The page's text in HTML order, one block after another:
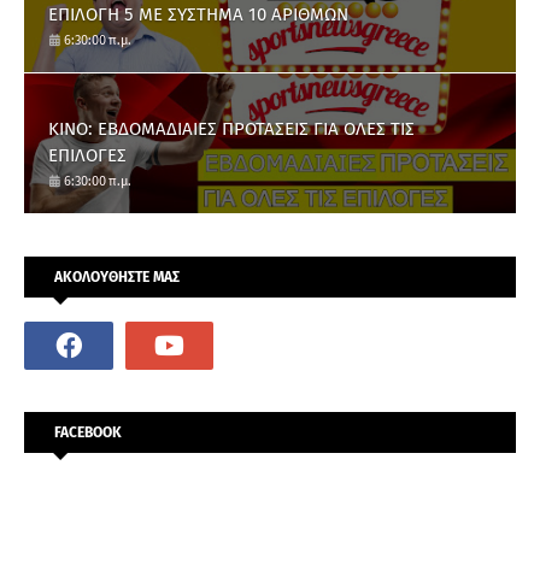
ΕΠΙΛΟΓΗ 5 ΜΕ ΣΥΣΤΗΜΑ 10 ΑΡΙΘΜΩΝ
6:30:00 π.μ.
ΚΙΝΟ: ΕΒΔΟΜΑΔΙΑΙΕΣ ΠΡΟΤΑΣΕΙΣ ΓΙΑ ΟΛΕΣ ΤΙΣ
ΕΠΙΛΟΓΕΣ
6:30:00 π.μ.
ΑΚΟΛΟΥΘΗΣΤΕ ΜΑΣ
FACEBOOK